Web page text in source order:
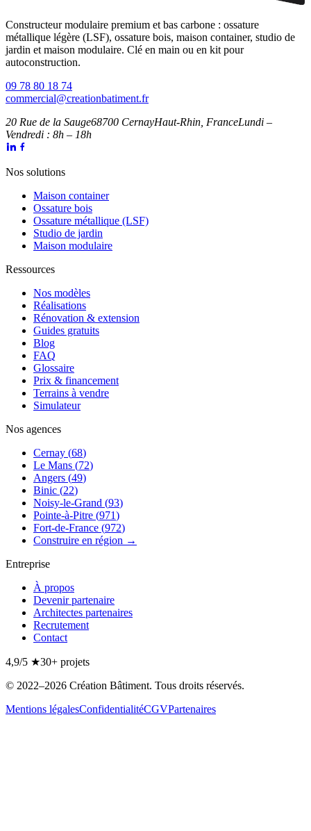
Constructeur modulaire premium et bas carbone : ossature
métallique légère (LSF), ossature bois, maison container, studio de
jardin et maison modulaire. Clé en main ou en kit pour
autoconstruction.
09 78 80 18 74
commercial@creationbatiment.fr
20 Rue de la Sauge68700 CernayHaut-Rhin, FranceLundi –
Vendredi : 8h – 18h
Nos solutions
Maison container
Ossature bois
Ossature métallique (LSF)
Studio de jardin
Maison modulaire
Ressources
Nos modèles
Réalisations
Rénovation & extension
Guides gratuits
Blog
FAQ
Glossaire
Prix & financement
Terrains à vendre
Simulateur
Nos agences
Cernay (68)
Le Mans (72)
Angers (49)
Binic (22)
Noisy-le-Grand (93)
Pointe-à-Pitre (971)
Fort-de-France (972)
Construire en région →
Entreprise
À propos
Devenir partenaire
Architectes partenaires
Recrutement
Contact
4,9/5 ★30+ projets
© 2022–2026 Création Bâtiment. Tous droits réservés.
Mentions légalesConfidentialitéCGVPartenaires